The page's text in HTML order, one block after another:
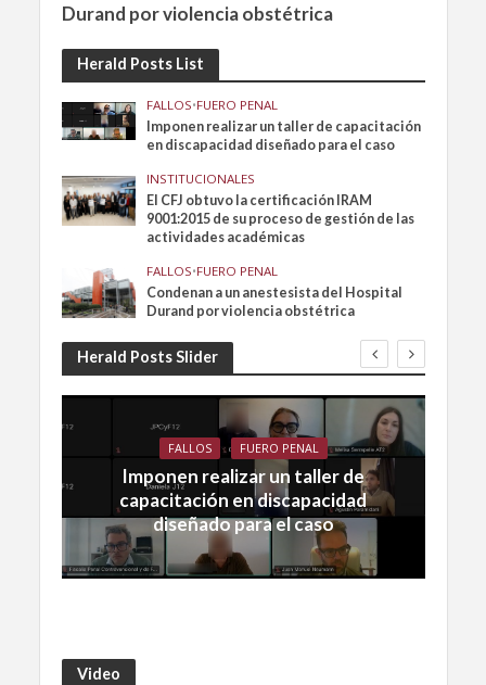
Durand por violencia obstétrica
Herald Posts List
FALLOS•FUERO PENAL
Imponen realizar un taller de capacitación
en discapacidad diseñado para el caso
INSTITUCIONALES
El CFJ obtuvo la certificación IRAM
9001:2015 de su proceso de gestión de las
actividades académicas
FALLOS•FUERO PENAL
Condenan a un anestesista del Hospital
Durand por violencia obstétrica
Herald Posts Slider
FALLOS FUERO PENAL
Imponen realizar un taller de
capacitación en discapacidad
diseñado para el caso
Video